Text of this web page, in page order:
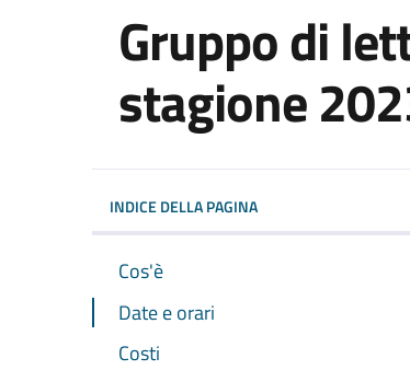
Gruppo di
stagione
Dettagli
INDICE DELLA PAGINA
Cos'è
Date e orari
Costi